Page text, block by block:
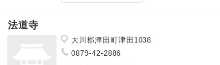
法道寺
大川郡津田町津田1038
0879-42-2886